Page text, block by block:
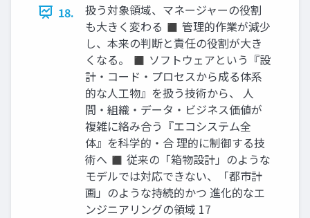
18.
扱う対象領域、マネージャーの役割
も大きく変わる ◼ 管理的作業が減少
し、本来の判断と責任の役割が大き
くなる。 ◼ ソフトウェアという『設
計・コード・プロセスから成る体系
的な人工物』を扱う技術から、 人
間・組織・データ・ビジネス価値が
複雑に絡み合う『エコシステム全
体』を科学的・合 理的に制御する技
術へ ◼ 従来の「箱物設計」のような
モデルでは対応できない、「都市計
画」のような持続的かつ 進化的なエ
ンジニアリングの領域 17